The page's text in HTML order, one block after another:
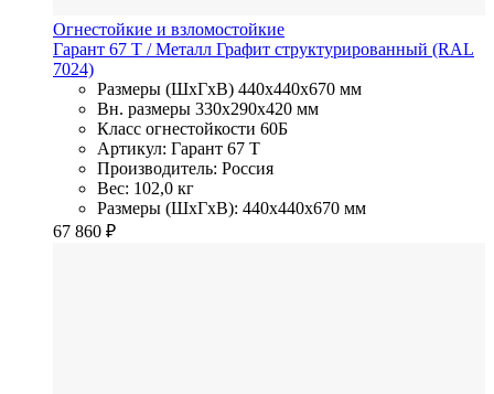
Огнестойкие и взломостойкие
Гарант 67 T / Металл Графит структурированный (RAL
7024)
Размеры (ШхГхВ) 440x440x670 мм
Вн. размеры 330x290х420 мм
Класс огнестойкости 60Б
Артикул: Гарант 67 T
Производитель: Россия
Вес: 102,0 кг
Размеры (ШхГхВ): 440x440x670 мм
67 860 ₽